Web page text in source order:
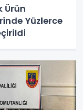
Ürün
Yüzlerce